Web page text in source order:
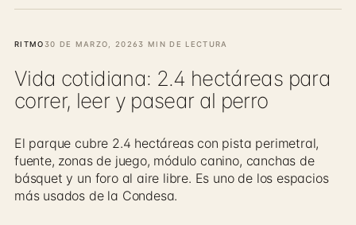
RITMO30 DE MARZO, 20263 MIN DE LECTURA
Vida cotidiana: 2.4 hectáreas para
correr, leer y pasear al perro
El parque cubre 2.4 hectáreas con pista perimetral,
fuente, zonas de juego, módulo canino, canchas de
básquet y un foro al aire libre. Es uno de los espacios
más usados de la Condesa.